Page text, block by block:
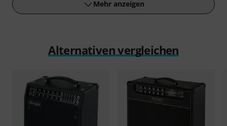
Mehr anzeigen
Alternativen vergleichen